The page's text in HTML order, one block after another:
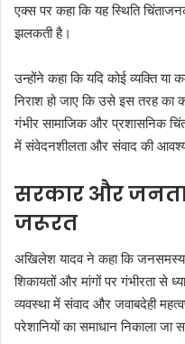
एक्स पर कहा कि यह स्थिति
झलकती है।
उन्होंने कहा कि यदि कोई व्यक्ति
निराश हो जाए कि उसे इस तरह
गंभीर सामाजिक और प्रशासनिक
में संवेदनशीलता और संवाद की
सरकार और
जरूरत
अखिलेश यादव ने कहा कि
शिकायतों और मांगों पर गंभीरता से
व्यवस्था में संवाद और जवाबदेही
परेशानियों का समाधान निकाला जा